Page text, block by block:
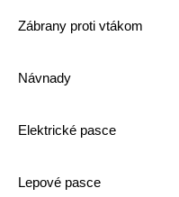
Zábrany proti vtákom
Návnady
Elektrické pasce
Lepové pasce